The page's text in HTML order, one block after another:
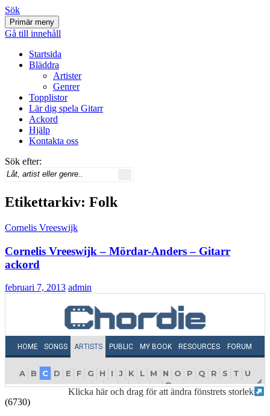
Svenskatabs.se
Sök
Primär meny
Gå till innehåll
Startsida
Bläddra
Artister
Genrer
Topplistor
Lär dig spela Gitarr
Ackord
Hjälp
Kontakta oss
Sök efter:
Etikettarkiv: Folk
Cornelis Vreeswijk
Cornelis Vreeswijk – Mördar-Anders – Gitarr
ackord
februari 7, 2013 admin
Klicka här och drag för att ändra fönstrets storlek
(6730)